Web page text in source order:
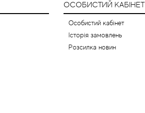
ОСОБИСТИЙ КАБІНЕТ
Особистий кабінет
Історія замовлень
Розсилка новин